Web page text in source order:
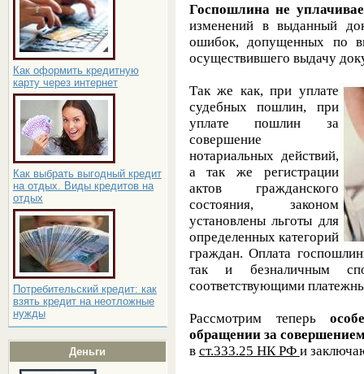
Как оформить кредитную
карту через интернет
Как выбрать выгодный кредит
на отдых. Виды кредитов на
отдых
Потребительский кредит: как
взять кредит на неотложные
нужды
Деньги
Госпошлина не
изменений в выданный
ошибок, допущенных по
осуществившего выдачу
Так же как, при уплате
судебных пошлин, при
уплате пошлин за
совершение
нотариальных действий,
а так же регистрации
актов гражданского
состояния, законом
установлены льготы для
определенных категорий
граждан. Оплата
так и безналичным
соответствующими
Рассмотрим теперь
обращении за
в ст.333.25 НК РФ и